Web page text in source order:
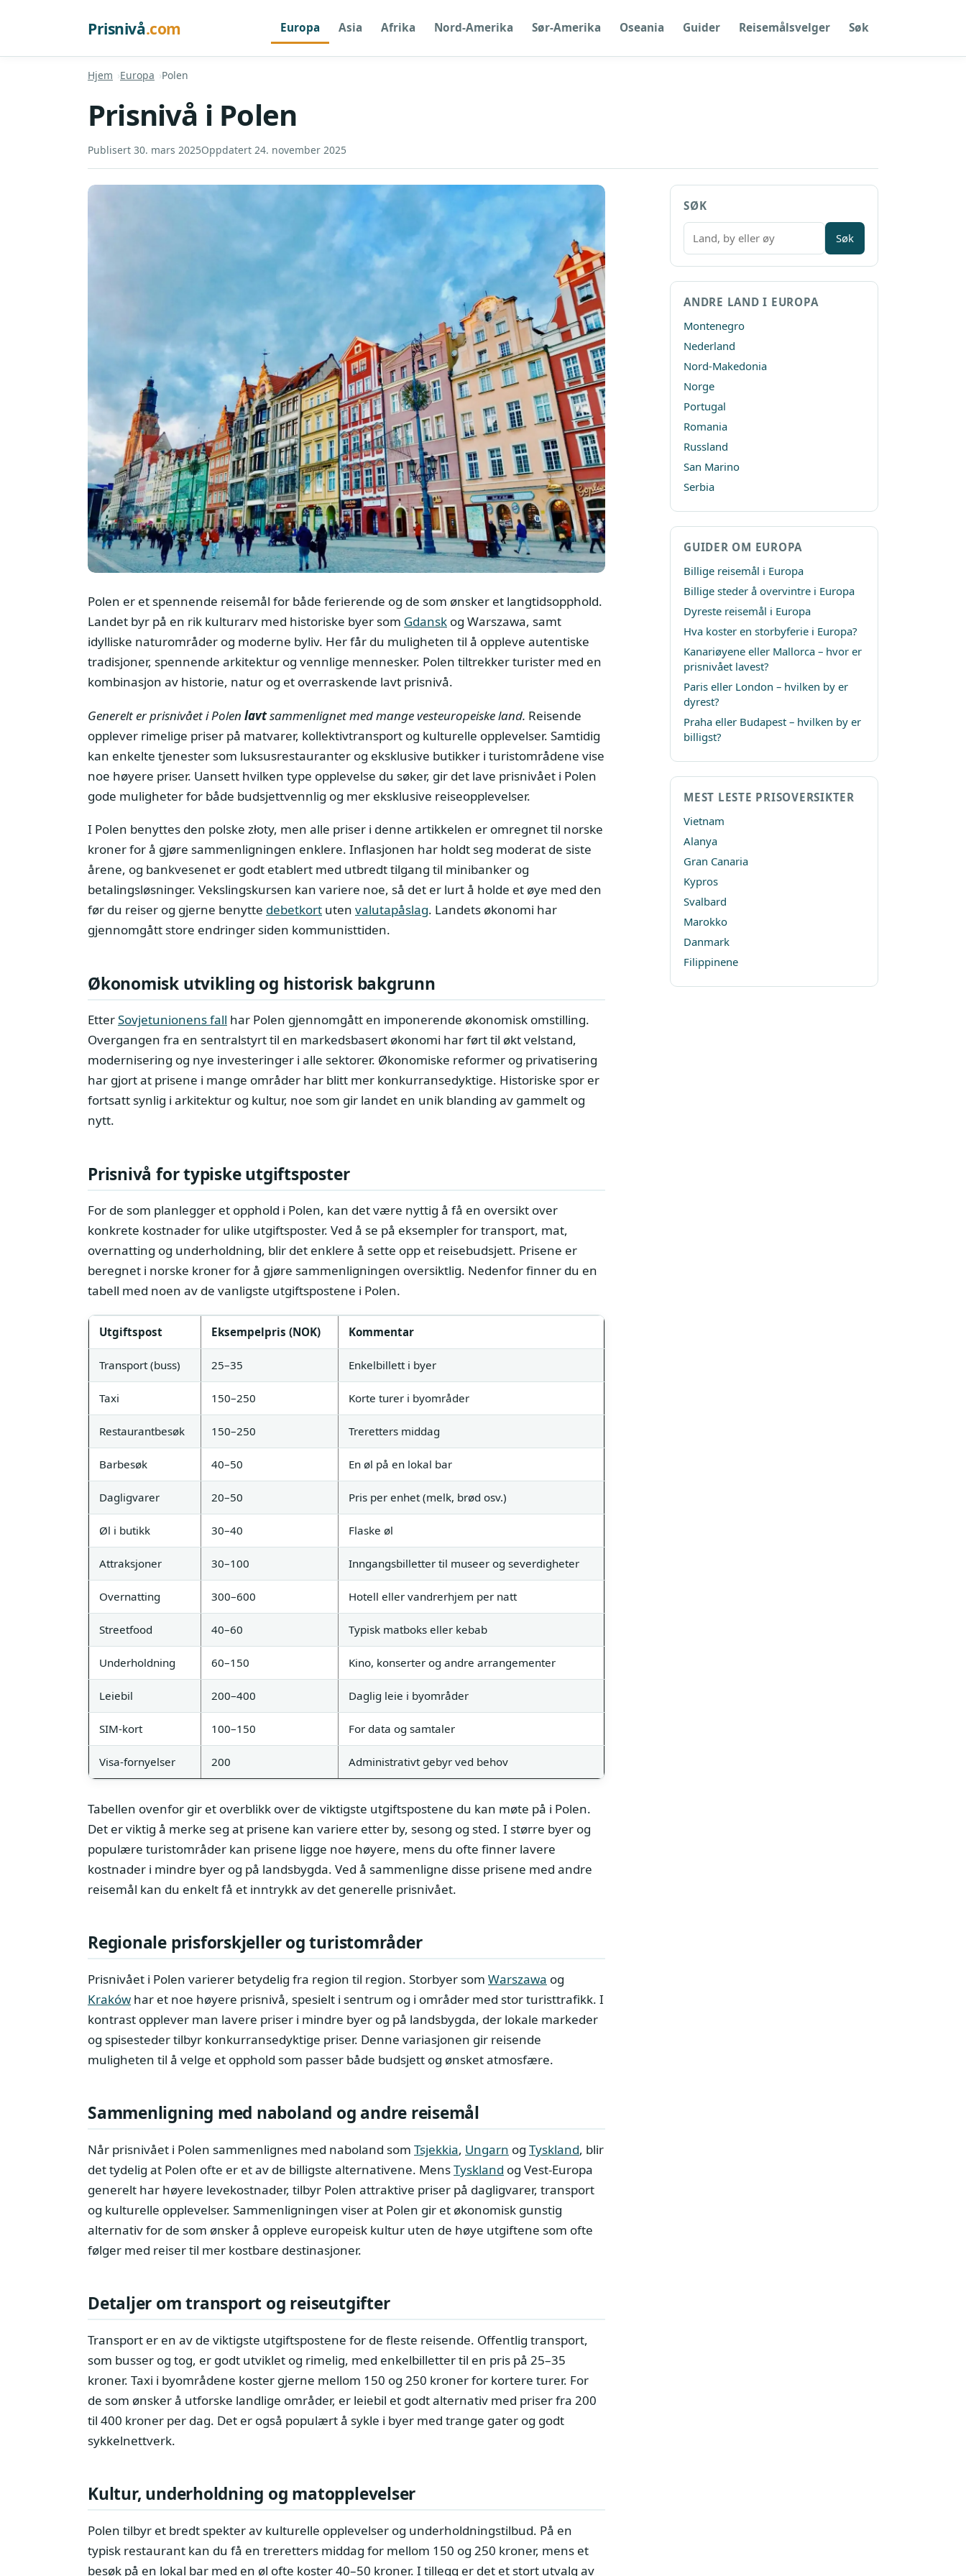
Prisnivå.com Europa Asia Afrika Nord-Amerika Sør-Amerika Oseania Guider Reisemålsvelger Søk
Hjem Europa Polen
Prisnivå i Polen
Publisert 30. mars 2025Oppdatert 24. november 2025
Polen er et spennende reisemål for både ferierende og de som ønsker et langtidsopphold.
Landet byr på en rik kulturarv med historiske byer som Gdansk og Warszawa, samt
idylliske naturområder og moderne byliv. Her får du muligheten til å oppleve autentiske
tradisjoner, spennende arkitektur og vennlige mennesker. Polen tiltrekker turister med en
kombinasjon av historie, natur og et overraskende lavt prisnivå.
Generelt er prisnivået i Polen lavtsammenlignet med mange vesteuropeiske land. Reisende
opplever rimelige priser på matvarer, kollektivtransport og kulturelle opplevelser. Samtidig
kan enkelte tjenester som luksusrestauranter og eksklusive butikker i turistområdene vise
noe høyere priser. Uansett hvilken type opplevelse du søker, gir det lave prisnivået i Polen
gode muligheter for både budsjettvennlig og mer eksklusive reiseopplevelser.
I Polen benyttes den polske złoty, men alle priser i denne artikkelen er omregnet til norske
kroner for å gjøre sammenligningen enklere. Inflasjonen har holdt seg moderat de siste
årene, og bankvesenet er godt etablert med utbredt tilgang til minibanker og
betalingsløsninger. Vekslingskursen kan variere noe, så det er lurt å holde et øye med den
før du reiser og gjerne benytte debetkort uten valutapåslag. Landets økonomi har
gjennomgått store endringer siden kommunisttiden.
Økonomisk utvikling og historisk bakgrunn
EtterSovjetunionens fall har Polen gjennomgått en imponerende økonomisk omstilling.
Overgangen fra en sentralstyrt til en markedsbasert økonomi har ført til økt velstand,
modernisering og nye investeringer i alle sektorer. Økonomiske reformer og privatisering
har gjort at prisene i mange områder har blitt mer konkurransedyktige. Historiske spor er
fortsatt synlig i arkitektur og kultur, noe som gir landet en unik blanding av gammelt og
nytt.
Prisnivå for typiske utgiftsposter
For de som planlegger et opphold i Polen, kan det være nyttig å få en oversikt over
konkrete kostnader for ulike utgiftsposter. Ved å se på eksempler for transport, mat,
overnatting og underholdning, blir det enklere å sette opp et reisebudsjett. Prisene er
beregnet i norske kroner for å gjøre sammenligningen oversiktlig. Nedenfor finner du en
tabell med noen av de vanligste utgiftspostene i Polen.
Utgiftspost Eksempelpris (NOK) Kommentar
Transport (buss) 25–35 Enkelbillett i byer
Taxi 150–250 Korte turer i byområder
Restaurantbesøk 150–250 Treretters middag
Barbesøk 40–50 En øl på en lokal bar
Dagligvarer 20–50 Pris per enhet (melk, brød osv.)
Øl i butikk 30–40 Flaske øl
Attraksjoner 30–100 Inngangsbilletter til museer og severdigheter
Overnatting 300–600 Hotell eller vandrerhjem per natt
Streetfood 40–60 Typisk matboks eller kebab
Underholdning 60–150 Kino, konserter og andre arrangementer
Leiebil 200–400 Daglig leie i byområder
SIM-kort 100–150 For data og samtaler
Visa-fornyelser 200 Administrativt gebyr ved behov
Tabellen ovenfor gir et overblikk over de viktigste utgiftspostene du kan møte på i Polen.
Det er viktig å merke seg at prisene kan variere etter by, sesong og sted. I større byer og
populære turistområder kan prisene ligge noe høyere, mens du ofte finner lavere
kostnader i mindre byer og på landsbygda. Ved å sammenligne disse prisene med andre
reisemål kan du enkelt få et inntrykk av det generelle prisnivået.
Regionale prisforskjeller og turistområder
Prisnivået i Polen varierer betydelig fra region til region. Storbyer som Warszawa og
Kraków har et noe høyere prisnivå, spesielt i sentrum og i områder med stor turisttrafikk. I
kontrast opplever man lavere priser i mindre byer og på landsbygda, der lokale markeder
og spisesteder tilbyr konkurransedyktige priser. Denne variasjonen gir reisende
muligheten til å velge et opphold som passer både budsjett og ønsket atmosfære.
Sammenligning med naboland og andre reisemål
Når prisnivået i Polen sammenlignes med naboland som Tsjekkia, Ungarn og Tyskland, blir
det tydelig at Polen ofte er et av de billigste alternativene. MensTyskland og Vest-Europa
generelt har høyere levekostnader, tilbyr Polen attraktive priser på dagligvarer, transport
og kulturelle opplevelser. Sammenligningen viser at Polen gir et økonomisk gunstig
alternativ for de som ønsker å oppleve europeisk kultur uten de høye utgiftene som ofte
følger med reiser til mer kostbare destinasjoner.
Detaljer om transport og reiseutgifter
Transport er en av de viktigste utgiftspostene for de fleste reisende. Offentlig transport,
som busser og tog, er godt utviklet og rimelig, med enkelbilletter til en pris på 25–35
kroner. Taxi i byområdene koster gjerne mellom 150 og 250 kroner for kortere turer. For
de som ønsker å utforske landlige områder, er leiebil et godt alternativ med priser fra 200
til 400 kroner per dag. Det er også populært å sykle i byer med trange gater og godt
sykkelnettverk.
Kultur, underholdning og matopplevelser
Polen tilbyr et bredt spekter av kulturelle opplevelser og underholdningstilbud. På en
typisk restaurant kan du få en treretters middag for mellom 150 og 250 kroner, mens et
besøk på en lokal bar med en øl ofte koster 40–50 kroner. I tillegg er det et stort utvalg av
SØK
Søk
ANDRE LAND I EUROPA
Montenegro
Nederland
Nord-Makedonia
Norge
Portugal
Romania
Russland
San Marino
Serbia
GUIDER OM EUROPA
Billige reisemål i Europa
Billige steder å overvintre i Europa
Dyreste reisemål i Europa
Hva koster en storbyferie i Europa?
Kanariøyene eller Mallorca – hvor er
prisnivået lavest?
Paris eller London – hvilken by er
dyrest?
Praha eller Budapest – hvilken by er
billigst?
MEST LESTE PRISOVERSIKTER
Vietnam
Alanya
Gran Canaria
Kypros
Svalbard
Marokko
Danmark
Filippinene